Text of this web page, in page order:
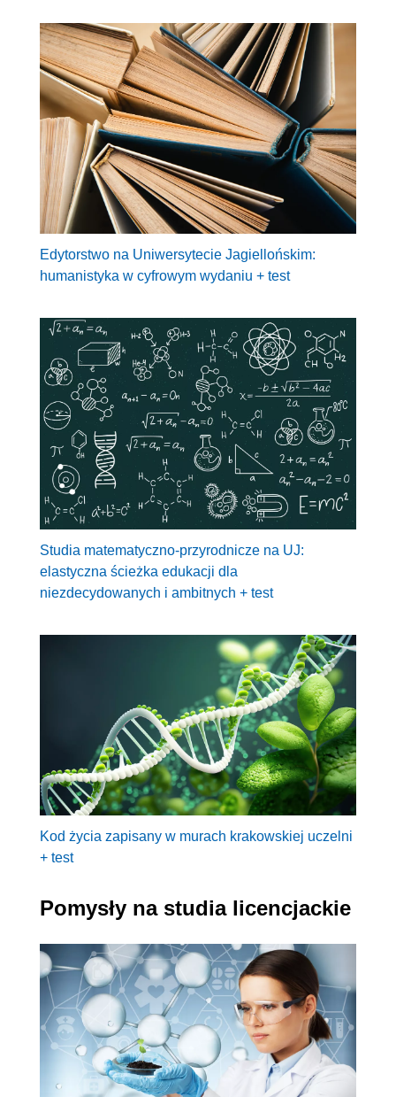
Edytorstwo na Uniwersytecie Jagiellońskim:
humanistyka w cyfrowym wydaniu + test
Studia matematyczno-przyrodnicze na UJ:
elastyczna ścieżka edukacji dla
niezdecydowanych i ambitnych + test
Kod życia zapisany w murach krakowskiej uczelni
+ test
Pomysły na studia licencjackie